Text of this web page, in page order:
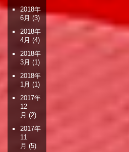
2018年
6月 (3)
2018年
4月 (4)
2018年
3月 (1)
2018年
1月 (1)
2017年
12
月 (2)
2017年
11
月 (5)